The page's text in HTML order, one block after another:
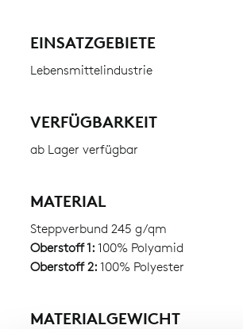
EINSATZGEBIETE
Lebensmittelindustrie
VERFÜGBARKEIT
ab Lager verfügbar
MATERIAL
Steppverbund 245 g/qm
Oberstoff 1: 100% Polyamid
Oberstoff 2: 100% Polyester
MATERIALGEWICHT